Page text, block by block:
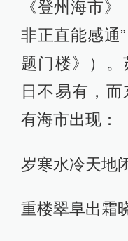
《登州海市
非正直能感通
题门楼》）
日不易有，
有海市出现：
岁寒水冷天地
重楼翠阜出霜